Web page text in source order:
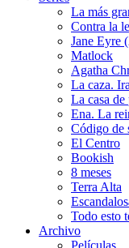
La más
Contra la
Jane Eyre
Matlock
Agatha
La caza.
La casa
Ena. La
Código de
El Centro
Bookish
8 meses
Terra Alta
Todo esto
Archivo